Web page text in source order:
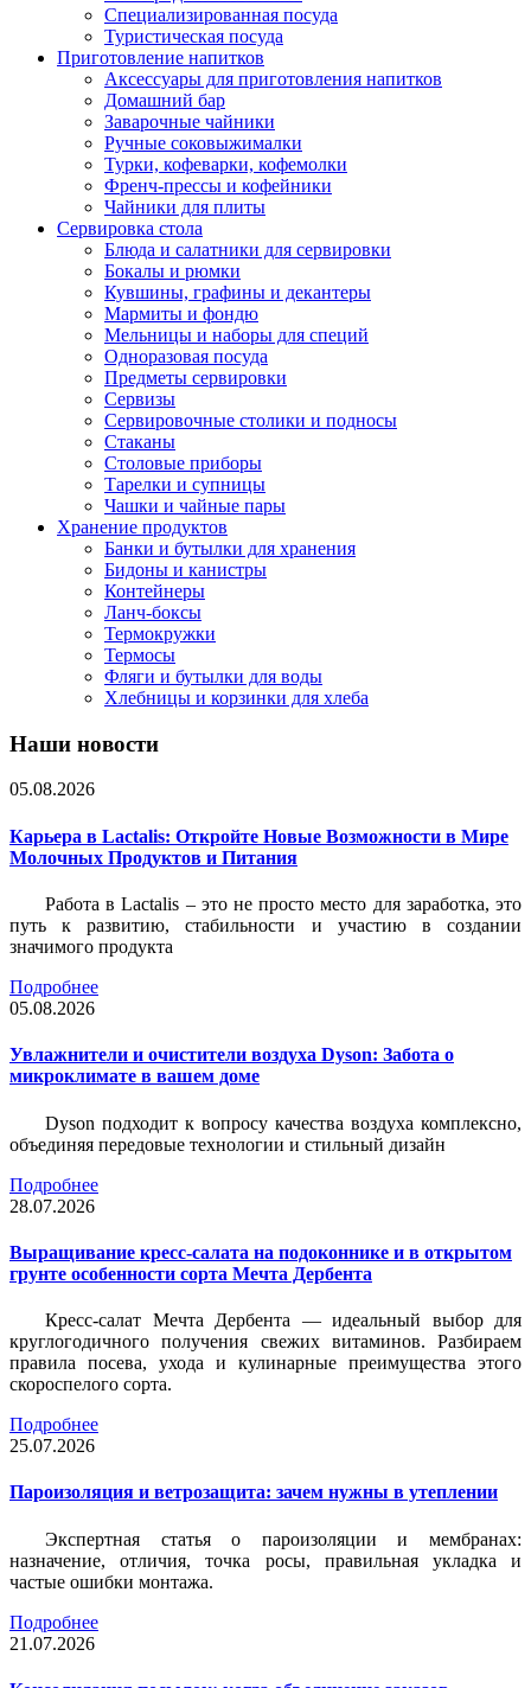
Специализированная посуда
Туристическая посуда
Приготовление напитков
Аксессуары для приготовления напитков
Домашний бар
Заварочные чайники
Ручные соковыжималки
Турки, кофеварки, кофемолки
Френч-прессы и кофейники
Чайники для плиты
Сервировка стола
Блюда и салатники для сервировки
Бокалы и рюмки
Кувшины, графины и декантеры
Мармиты и фондю
Мельницы и наборы для специй
Одноразовая посуда
Предметы сервировки
Сервизы
Сервировочные столики и подносы
Стаканы
Столовые приборы
Тарелки и супницы
Чашки и чайные пары
Хранение продуктов
Банки и бутылки для хранения
Бидоны и канистры
Контейнеры
Ланч-боксы
Термокружки
Термосы
Фляги и бутылки для воды
Хлебницы и корзинки для хлеба
Наши новости
05.08.2026
Карьера в Lactalis: Откройте Новые Возможности в Мире
Молочных Продуктов и Питания
Работа в Lactalis – это не просто место для заработка, это
путь к развитию, стабильности и участию в создании
значимого продукта
Подробнее
05.08.2026
Увлажнители и очистители воздуха Dyson: Забота о
микроклимате в вашем доме
Dyson подходит к вопросу качества воздуха комплексно,
объединяя передовые технологии и стильный дизайн
Подробнее
28.07.2026
Выращивание кресс-салата на подоконнике и в открытом
грунте особенности сорта Мечта Дербента
Кресс-салат Мечта Дербента — идеальный выбор для
круглогодичного получения свежих витаминов. Разбираем
правила посева, ухода и кулинарные преимущества этого
скороспелого сорта.
Подробнее
25.07.2026
Пароизоляция и ветрозащита: зачем нужны в утеплении
Экспертная статья о пароизоляции и мембранах:
назначение, отличия, точка росы, правильная укладка и
частые ошибки монтажа.
Подробнее
21.07.2026